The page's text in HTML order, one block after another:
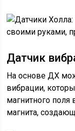
Датчик
На основе ДХ
вибрации,
магнитного
магнита,